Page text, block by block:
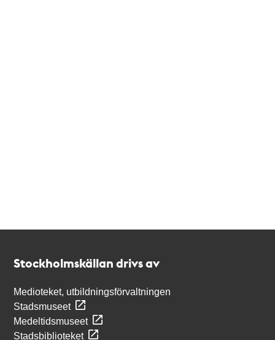
Stockholmskällan drivs av
Medioteket, utbildningsförvaltningen
Stadsmuseet
Medeltidsmuseet
Stadsbiblioteket